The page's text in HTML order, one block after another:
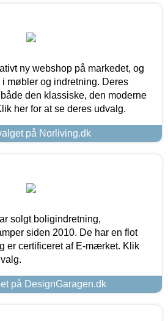
ny webshop på markedet, og
møbler og indretning. Deres
den klassiske, den moderne
her for at se deres udvalg.
på Norliving.dk
solgt boligindretning,
siden 2010. De har en flot
er certificeret af E-mærket. Klik
på DesignGaragen.dk